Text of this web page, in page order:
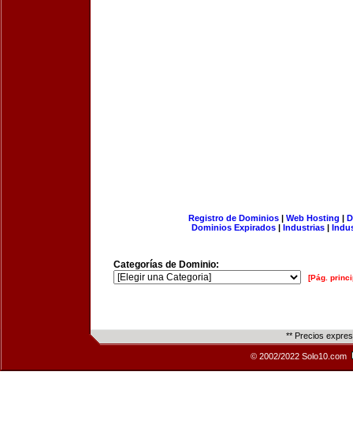
Registro de Dominios| Web Hosting |
Dominios Expirados | Industrias |
Categorías de Dominio:
[Pág.
** Precios
© 2002/2022 Solo10.com